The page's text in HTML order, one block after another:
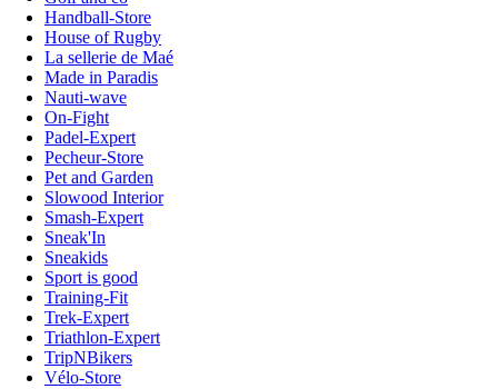
Handball-Store
House of Rugby
La sellerie de Maé
Made in Paradis
Nauti-wave
On-Fight
Padel-Expert
Pecheur-Store
Pet and Garden
Slowood Interior
Smash-Expert
Sneak'In
Sneakids
Sport is good
Training-Fit
Trek-Expert
Triathlon-Expert
TripNBikers
Vélo-Store